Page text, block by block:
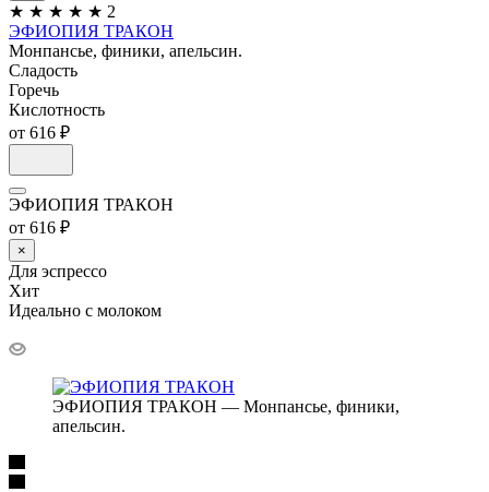
★ ★ ★ ★ ★ 2
ЭФИОПИЯ ТРАКОН
Монпансье, финики, апельсин.
Сладость
Горечь
Кислотность
от 616 ₽
ЭФИОПИЯ ТРАКОН
от 616 ₽
×
Для эспрессо
Хит
Идеально с молоком
ЭФИОПИЯ ТРАКОН — Монпансье, финики,
апельсин.